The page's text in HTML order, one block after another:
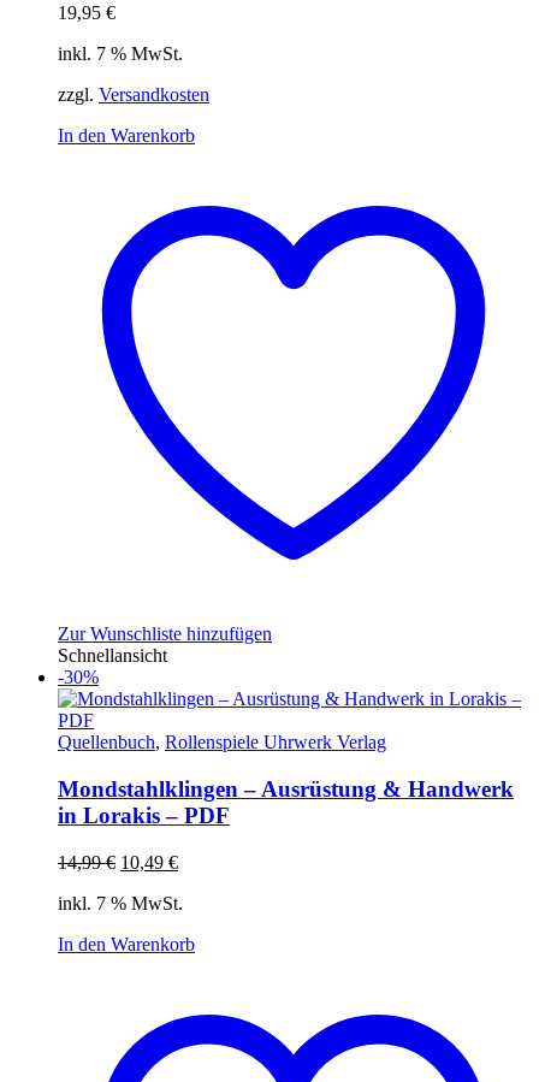
19,95 €
inkl. 7 % MwSt.
zzgl. Versandkosten
In den Warenkorb
Zur Wunschliste hinzufügen
Schnellansicht
-30%
Quellenbuch, Rollenspiele Uhrwerk Verlag
Mondstahlklingen – Ausrüstung & Handwerk
in Lorakis – PDF
14,99€ Ursprünglicher
war:
10,49 €Aktueller
ist:
inkl. 7 % MwSt.
In den Warenkorb